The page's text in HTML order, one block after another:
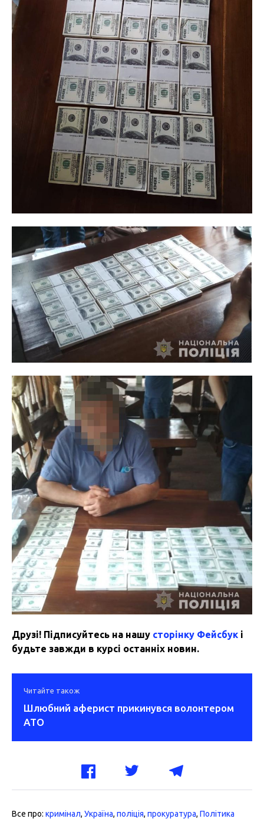
Друзі! Підписуйтесь на нашу сторінку Фейсбук і
будьте завжди в курсі останніх новин.
Читайте також
Шлюбний аферист прикинувся волонтером
АТО
Все про: кримінал, Україна, поліція, прокуратура, Політика